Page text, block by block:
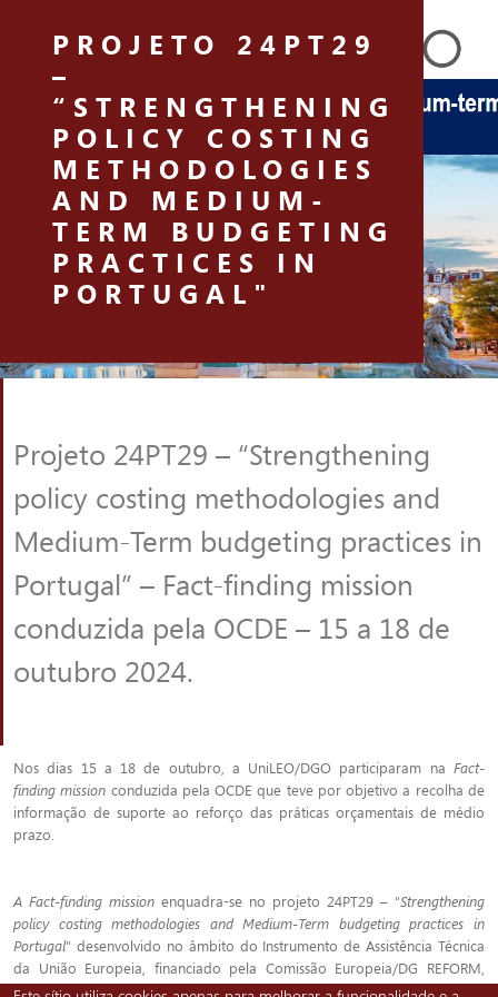
PROJETO 24PT29
–
“STRENGTHENING
POLICY COSTING
METHODOLOGIES
AND MEDIUM-
TERM BUDGETING
PRACTICES IN
PORTUGAL"
Projeto 24PT29 – “Strengthening
policy costing methodologies and
Medium-Term budgeting practices in
Portugal” – Fact-finding mission
conduzida pela OCDE – 15 a 18 de
outubro 2024.
Nos dias 15 a 18 de outubro, a UniLEO/DGO participaram na Fact-
finding mission conduzida pela OCDE que teve por objetivo a recolha de
informação de suporte ao reforço das práticas orçamentais de médio
prazo.
A Fact-finding mission enquadra-se no projeto 24PT29 – “Strengthening
policy costing methodologies and Medium-Term budgeting practices in
Portugal" desenvolvido no âmbito do Instrumento de Assistência Técnica
da União Europeia, financiado pela Comissão Europeia/DG REFORM,
com o apoio técnico da OCDE. A condução da candidatura é da